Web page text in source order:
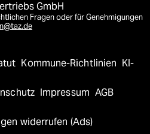
GmbH
Fragen oder für Genehmigungen
Kommune-Richtlinien KI-
Impressum AGB
widerrufen (Ads)